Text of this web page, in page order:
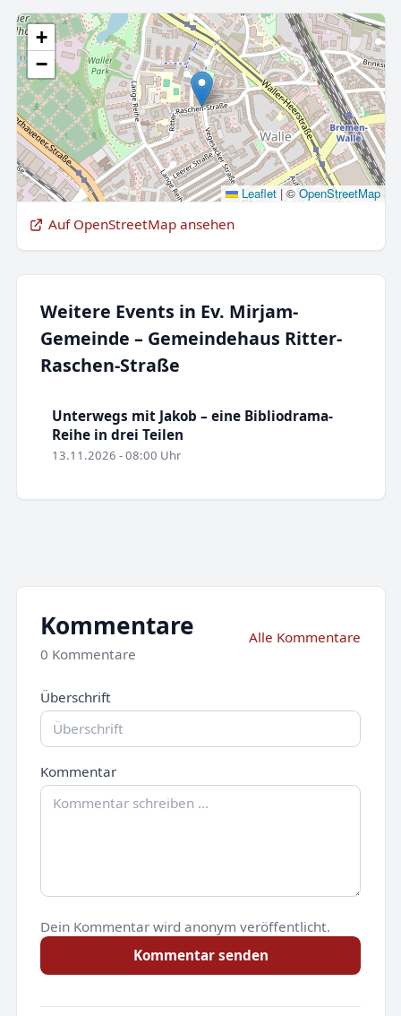
+
−
Leaflet |©OpenStreetMap
Auf OpenStreetMap ansehen
Weitere Events in Ev. Mirjam-
Gemeinde – Gemeindehaus Ritter-
Raschen-Straße
Unterwegs mit Jakob – eine Bibliodrama-
Reihe in drei Teilen
13.11.2026 - 08:00 Uhr
Kommentare
0 Kommentare
Alle Kommentare
Überschrift
Kommentar
Dein Kommentar wird anonym veröffentlicht.
Kommentar senden